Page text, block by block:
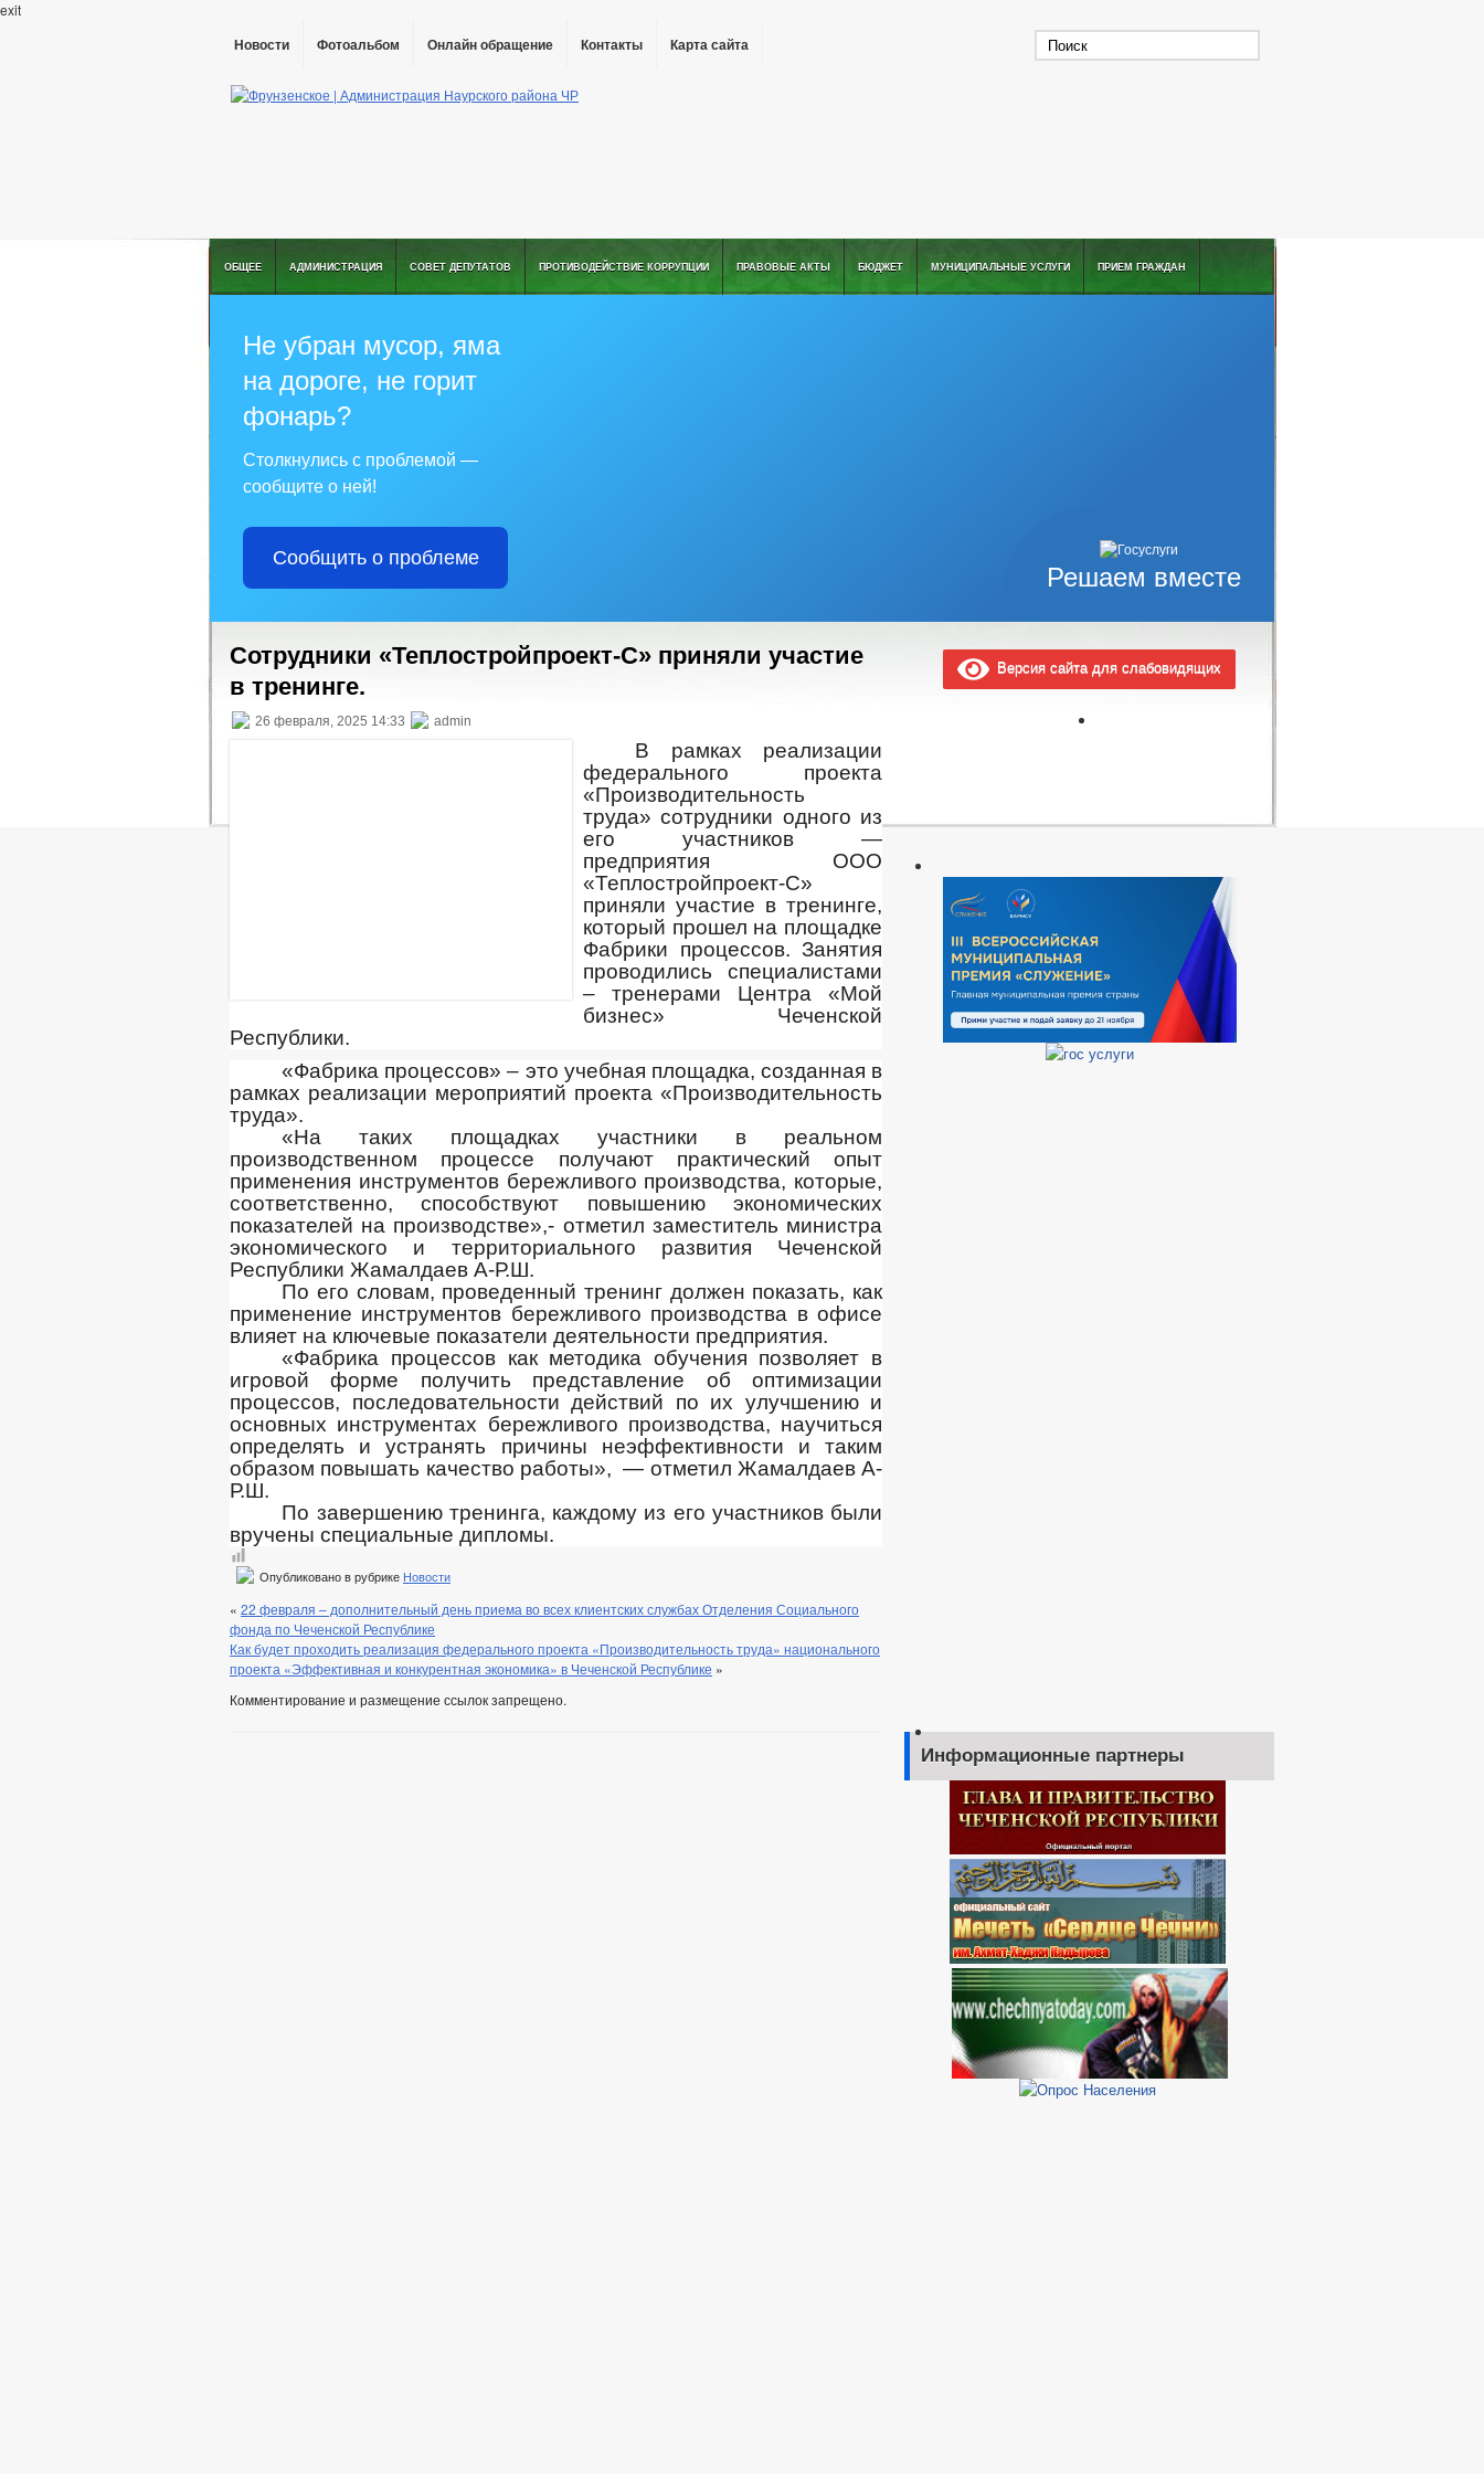
exit
Новости Фотоальбом Онлайн обращение Контакты Карта сайта
ОБЩЕЕ АДМИНИСТРАЦИЯ СОВЕТ ДЕПУТАТОВ ПРОТИВОДЕЙСТВИЕ КОРРУПЦИИ ПРАВОВЫЕ АКТЫ БЮДЖЕТ МУНИЦИПАЛЬНЫЕ УСЛУГИ ПРИЕМ ГРАЖДАН
Решаем вместе
Не убран мусор, яма
на дороге, не горит
фонарь?
Столкнулись с проблемой —
сообщите о ней!
Сообщить о проблеме
Сотрудники «Теплостройпроект-С» приняли участие
в тренинге.
26 февраля, 2025 14:33 admin
В рамках реализации
федерального проекта
«Производительность
труда» сотрудники одного из
его участников —
предприятия ООО
«Теплостройпроект-С»
приняли участие в тренинге,
который прошел на площадке
Фабрики процессов. Занятия
проводились специалистами
– тренерами Центра «Мой
бизнес» Чеченской
Республики.
«Фабрика процессов» – это учебная площадка, созданная в
рамках реализации мероприятий проекта «Производительность
труда».
«На таких площадках участники в реальном
производственном процессе получают практический опыт
применения инструментов бережливого производства, которые,
соответственно, способствуют повышению экономических
показателей на производстве»,- отметил заместитель министра
экономического и территориального развития Чеченской
Республики Жамалдаев А-Р.Ш.
По его словам, проведенный тренинг должен показать, как
применение инструментов бережливого производства в офисе
влияет на ключевые показатели деятельности предприятия.
«Фабрика процессов как методика обучения позволяет в
игровой форме получить представление об оптимизации
процессов, последовательности действий по их улучшению и
основных инструментах бережливого производства, научиться
определять и устранять причины неэффективности и таким
образом повышать качество работы», — отметил Жамалдаев А-
Р.Ш.
По завершению тренинга, каждому из его участников были
вручены специальные дипломы.
Опубликовано в рубрике Новости
« 22 февраля – дополнительный день приема во всех клиентских службах Отделения Социального
фонда по Чеченской Республике
Как будет проходить реализация федерального проекта «Производительность труда» национального
проекта «Эффективная и конкурентная экономика» в Чеченской Республике »
Комментирование и размещение ссылок запрещено.
Версия сайта для слабовидящих
Информационные партнеры